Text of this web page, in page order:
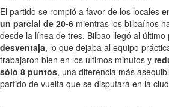
El partido se rompió a favor de los locales
un parcial de 20-6 mientras los bilbaínos
desde la línea de tres. Bilbao llegó al último
desventaja, lo que dejaba al equipo
trabajaron bien en los últimos minutos y
sólo 8 puntos, una diferencia más
partido de vuelta que se disputará en la